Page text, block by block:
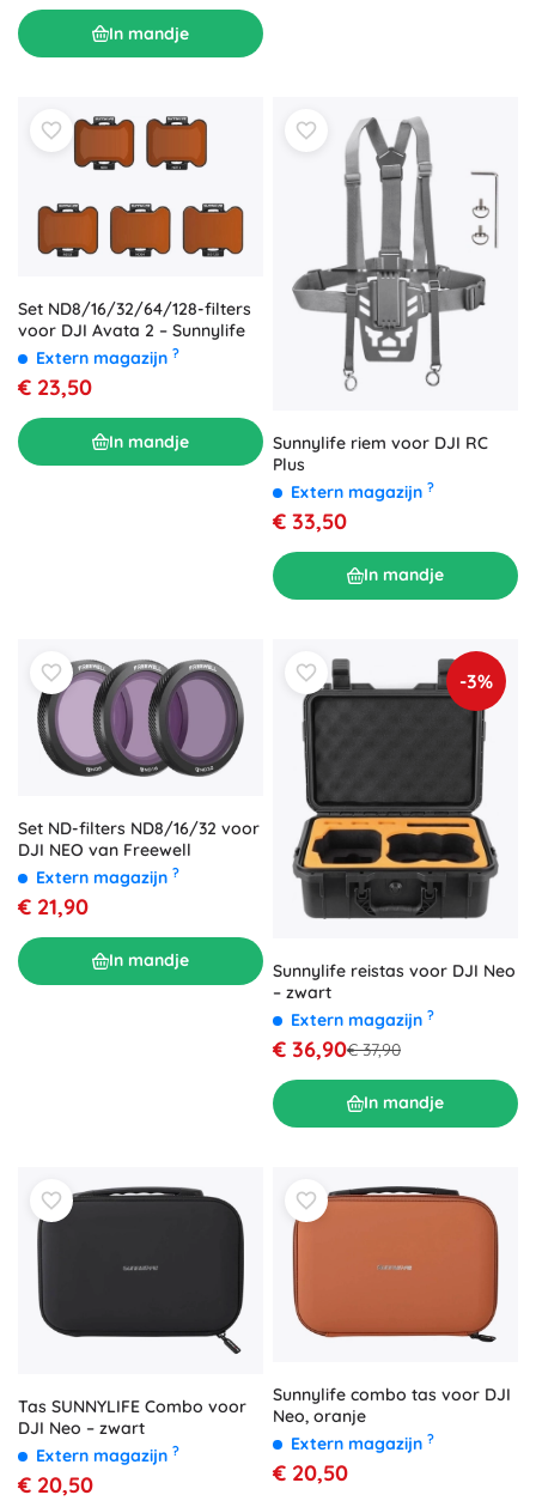
In mandje
Set ND8/16/32/64/128-filters
voor DJI Avata 2 – Sunnylife
Extern magazijn ?
€ 23,50
In mandje
Sunnylife riem voor DJI RC
Plus
Extern magazijn ?
€ 33,50
In mandje
Set ND-filters ND8/16/32 voor
DJI NEO van Freewell
Extern magazijn ?
€ 21,90
In mandje
-3%
Sunnylife reistas voor DJI Neo
– zwart
Extern magazijn ?
€ 36,90€ 37,90
In mandje
Tas SUNNYLIFE Combo voor
DJI Neo – zwart
Extern magazijn ?
€ 20,50
Sunnylife combo tas voor DJI
Neo, oranje
Extern magazijn ?
€ 20,50